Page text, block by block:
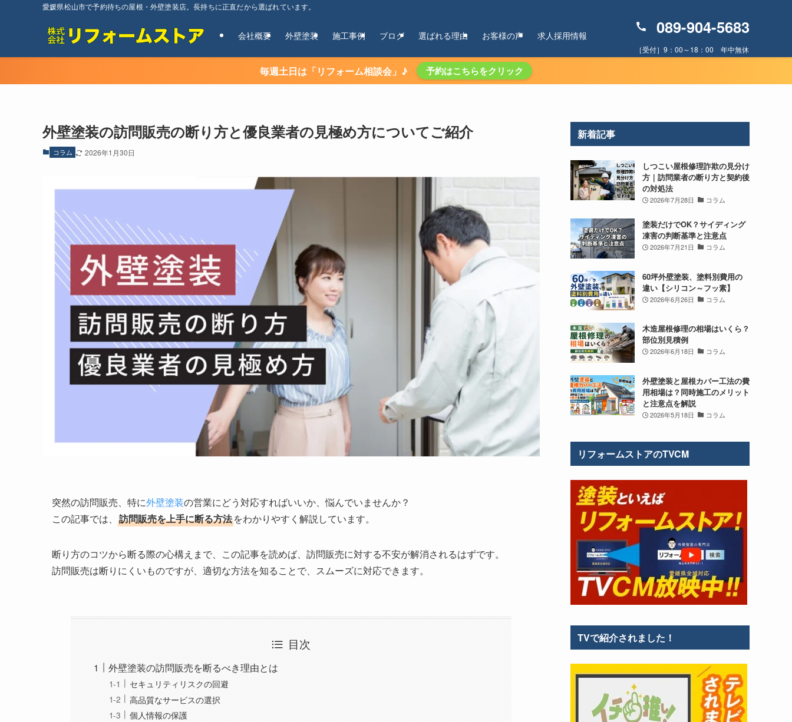
愛媛県松山市で予約待ちの屋根・外壁塗装店。長持ちに正直だから選ばれています。
会社概要 外壁塗装 施工事例 ブログ 選ばれる理由 お客様の声 求人採用情報 089-904-5683
［受付］9：00～18：00 年中無休
毎週土日は「リフォーム相談会」♪ 予約はこちらをクリック
外壁塗装の訪問販売の断り方と優良業者の見極め方についてご紹介
コラム 2026年1月30日
突然の訪問販売、特に外壁塗装の営業にどう対応すればいいか、悩んでいませんか？
この記事では、 訪問販売を上手に断る方法をわかりやすく解説しています。
断り方のコツから断る際の心構えまで、この記事を読めば、訪問販売に対する不安が解消されるはずです。
訪問販売は断りにくいものですが、適切な方法を知ることで、スムーズに対応できます。
目次
外壁塗装の訪問販売を断るべき理由とは
セキュリティリスクの回避
高品質なサービスの選択
個人情報の保護
新着記事
しつこい屋根修理詐欺の見分け
方｜訪問業者の断り方と契約後
の対処法
2026年7月28日 コラム
塗装だけでOK？サイディング
凍害の判断基準と注意点
2026年7月21日 コラム
60坪外壁塗装、塗料別費用の
違い【シリコン～フッ素】
2026年6月26日 コラム
木造屋根修理の相場はいくら？
部位別見積例
2026年6月18日 コラム
外壁塗装と屋根カバー工法の費
用相場は？同時施工のメリット
と注意点を解説
2026年5月18日 コラム
リフォームストアのTVCM
TVで紹介されました！